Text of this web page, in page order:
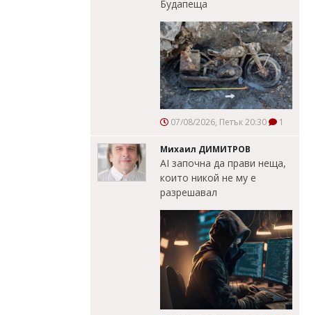
Будапеща
07/08/2026, Петък 20:30 1
Михаил ДИМИТРОВ
AI започна да прави неща,
които никой не му е
разрешавал